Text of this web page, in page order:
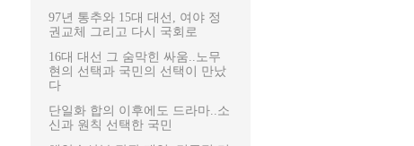
97년 통추와 15대 대선, 여야 정
권교체 그리고 다시 국회로
16대 대선 그 숨막힌 싸움..노무
현의 선택과 국민의 선택이 만났
다
단일화 합의 이후에도 드라마..소
신과 원칙 선택한 국민